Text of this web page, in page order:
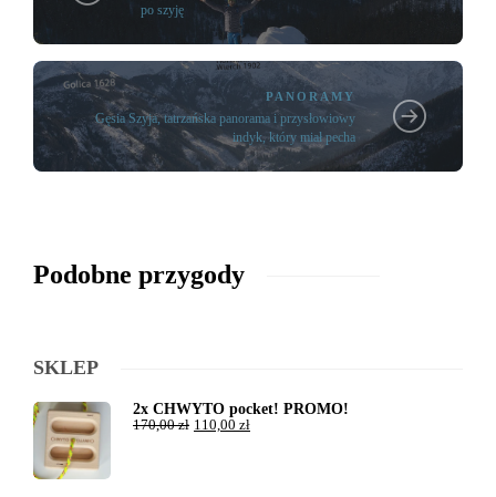
po szyję
PANORAMY
Gęsia Szyja, tatrzańska panorama i przysłowiowy
indyk, który miał pecha
Podobne przygody
SKLEP
2x CHWYTO pocket! PROMO!
170,00zł 110,00 zł